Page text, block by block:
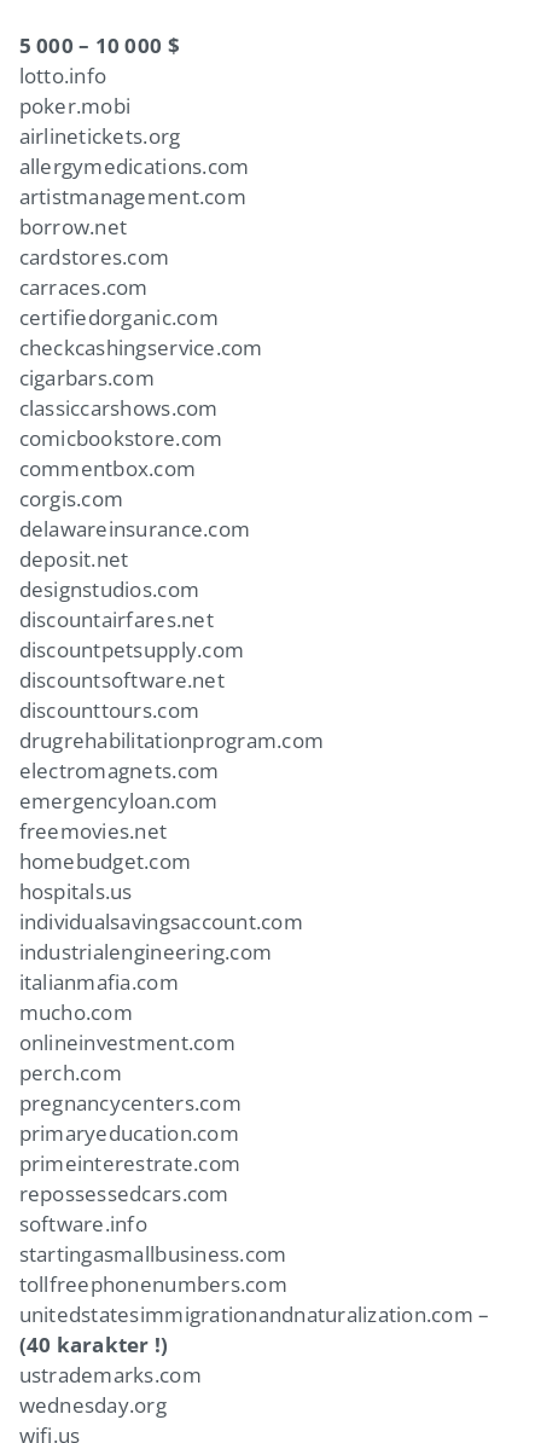
5 000 – 10 000 $
lotto.info
poker.mobi
airlinetickets.org
allergymedications.com
artistmanagement.com
borrow.net
cardstores.com
carraces.com
certifiedorganic.com
checkcashingservice.com
cigarbars.com
classiccarshows.com
comicbookstore.com
commentbox.com
corgis.com
delawareinsurance.com
deposit.net
designstudios.com
discountairfares.net
discountpetsupply.com
discountsoftware.net
discounttours.com
drugrehabilitationprogram.com
electromagnets.com
emergencyloan.com
freemovies.net
homebudget.com
hospitals.us
individualsavingsaccount.com
industrialengineering.com
italianmafia.com
mucho.com
onlineinvestment.com
perch.com
pregnancycenters.com
primaryeducation.com
primeinterestrate.com
repossessedcars.com
software.info
startingasmallbusiness.com
tollfreephonenumbers.com
unitedstatesimmigrationandnaturalization.com –
(40 karakter !)
ustrademarks.com
wednesday.org
wifi.us